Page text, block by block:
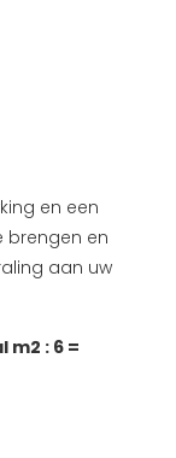
en een
brengen en
aan uw
: 6 =